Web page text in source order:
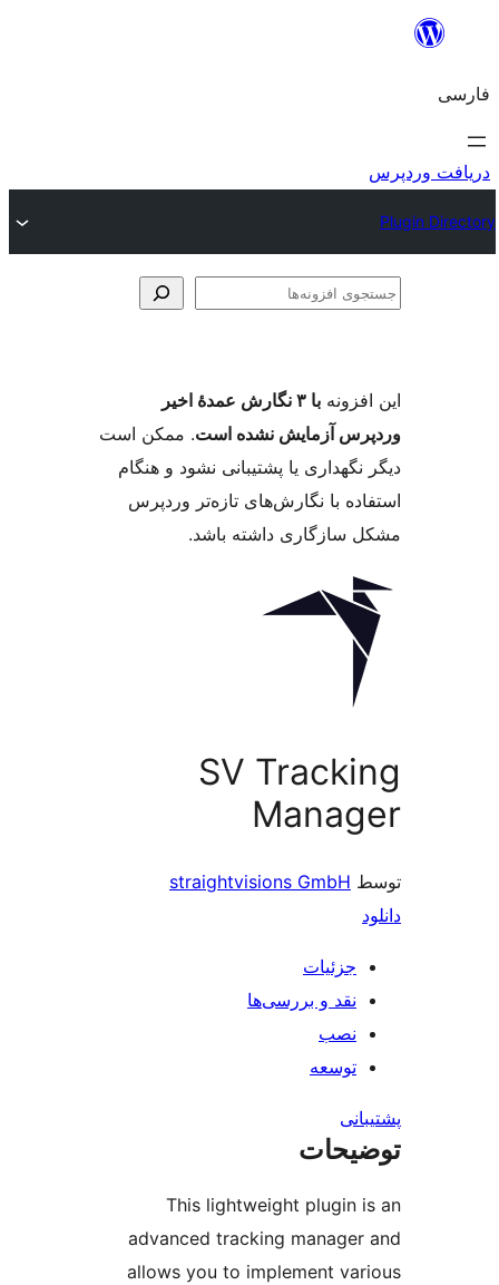
با ۳ نگارش عمدهٔ اخیر
آزمایش نشده است. ممکن است
یا پشتیبانی نشود و هنگام
با نگارش‌های تازه‌تر وردپرس
داشته باشد.
SV
straightvisions GmbH
This lightweight plugin
advanced tracking
allows you to implement